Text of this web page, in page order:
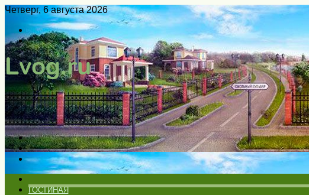
Четверг, 6 августа 2026
Войти
Switch
skin
Меню
Искать
Switch
skin
ГОСТИНАЯ